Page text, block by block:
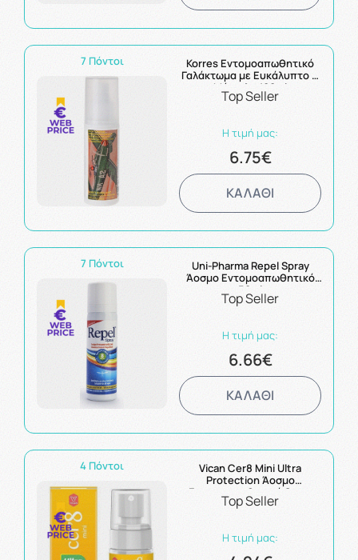
7 Πόντοι
Korres Εντομοαπωθητικό
Γαλάκτωμα με Ευκάλυπτο &
Μύρτιλο 100ml
Top Seller
Η τιμή μας:
6.75€
ΚΑΛΑΘΙ
7 Πόντοι
Uni-Pharma Repel Spray
Άοσμο Εντομοαπωθητικό
50ml
Top Seller
Η τιμή μας:
6.66€
ΚΑΛΑΘΙ
4 Πόντοι
Vican Cer8 Mini Ultra
Protection Άοσμο
Εντομοαπωθητικό Spray
30ml
Top Seller
Η τιμή μας: